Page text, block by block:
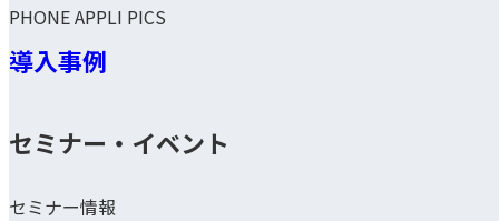
PHONE APPLI PICS
導入事例
セミナー・イベント
セミナー情報